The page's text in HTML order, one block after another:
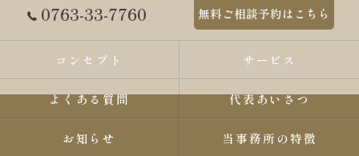
0763-33-7760 無料ご相談予約はこちら
コンセプト サービス
よくある質問 代表あいさつ
お知らせ 当事務所の特徴